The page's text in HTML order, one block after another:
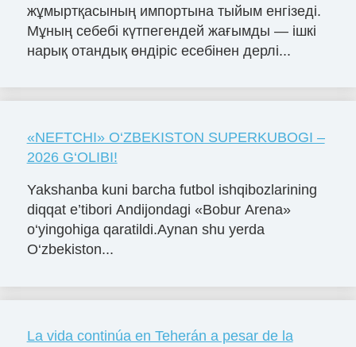
жұмыртқасының импортына тыйым енгізеді.
Мұның себебі күтпегендей жағымды — ішкі
нарық отандық өндіріс есебінен дерлі...
«NЕFTCHI» O‘ZBЕKISTON SUPЕRKUBOGI –
2026 G‘OLIBI!
Yakshanba kuni barcha futbol ishqibozlarining
diqqat e’tibori Andijondagi «Bobur Arena»
o‘yingohiga qaratildi.Aynan shu yerda
O‘zbekiston...
La vida continúa en Teherán a pesar de la